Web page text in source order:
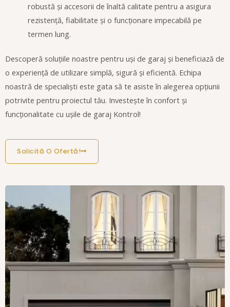
robustă și accesorii de înaltă calitate pentru a asigura
rezistență, fiabilitate și o funcționare impecabilă pe
termen lung.
Descoperă soluțiile noastre pentru uși de garaj și beneficiază de
o experiență de utilizare simplă, sigură și eficientă. Echipa
noastră de specialiști este gata să te asiste în alegerea opțiunii
potrivite pentru proiectul tău. Investește în confort și
funcționalitate cu ușile de garaj Kontrol!
Solicită O Ofertă!